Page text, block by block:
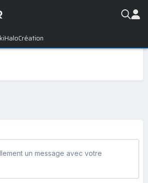
Création
un message avec votre